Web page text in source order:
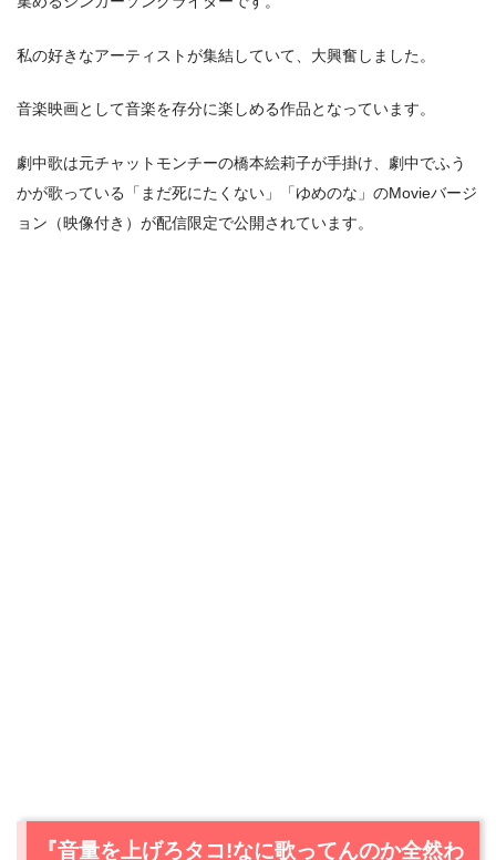
私の好きなアーティストが集結していて、大興奮しました。
音楽映画として音楽を存分に楽しめる作品となっています。
劇中歌は元チャットモンチーの橋本絵莉子が手掛け、劇中でふう
かが歌っている「まだ死にたくない」「ゆめのな」のMovieバージ
ョン（映像付き）が配信限定で公開されています。
『音量を上げろタコ!なに歌ってんのか全然わ